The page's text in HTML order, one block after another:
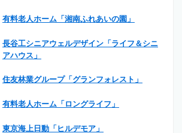
有料老人ホーム「湘南ふれあいの園」
長谷工シニアウェルデザイン「ライフ＆シニ
アハウス」
住友林業グループ「グランフォレスト」
有料老人ホーム「ロングライフ」
東京海上日動「ヒルデモア」